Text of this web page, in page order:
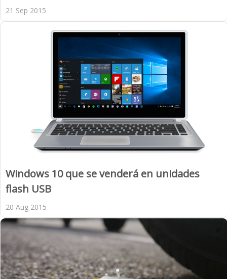
21 Sep 2015
Windows 10 que se venderá en unidades
flash USB
20 Aug 2015